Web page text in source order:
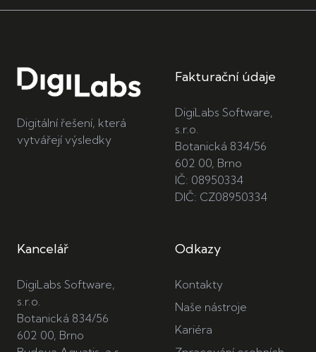
Digitální řešení, která
vytvářejí výsledky
Fakturační údaje
DigiLabs Software,
s.r.o.
Botanická 834/56
602 00, Brno
IČ: 08950334
DIČ: CZ08950334
Kancelář
DigiLabs Software,
s.r.o.
Botanická 834/56
602 00, Brno
Odkazy
Kontakty
Naše nástroje
Kariéra